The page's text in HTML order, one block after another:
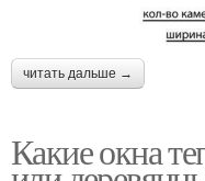
читать дальше →
Какие окна